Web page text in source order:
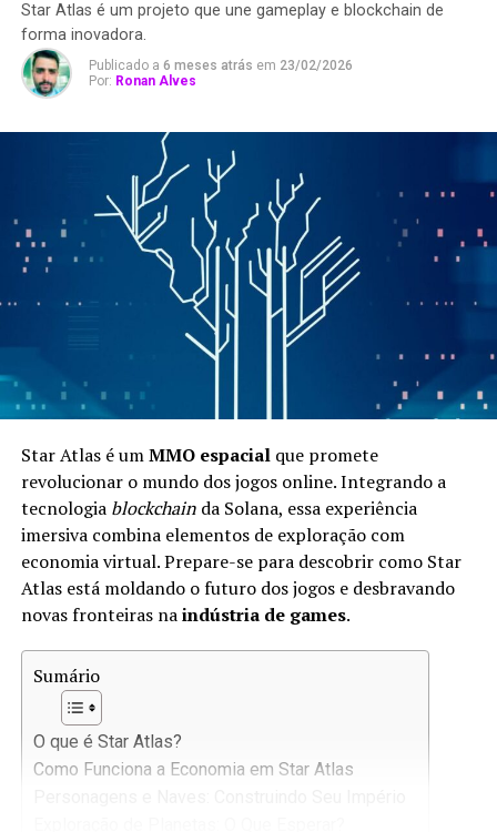
Star Atlas é um projeto que une gameplay e blockchain de
forma inovadora.
Publicado a 6 meses atrás em 23/02/2026
Por: Ronan Alves
Star Atlas é umMMO espacialque promete
revolucionar o mundo dos jogos online. Integrando a
tecnologia blockchainda Solana, essa experiência
imersiva combina elementos de exploração com
economia virtual. Prepare-se para descobrir como Star
Atlas está moldando o futuro dos jogos e desbravando
novas fronteiras naindústria de games.
Sumário
O que é Star Atlas?
Como Funciona a Economia em Star Atlas